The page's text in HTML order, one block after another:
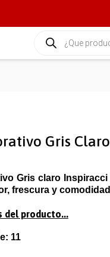
Gris
Gris claro Inspiracci
frescura y comodidad
del producto...
11